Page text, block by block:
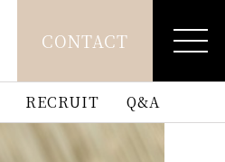
CONTACT
RECRUIT Q&A